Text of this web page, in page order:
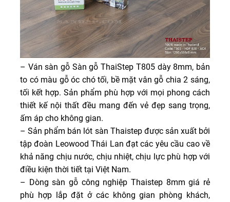
– Ván sàn gỗ Sàn gỗ ThaiStep T805 dày 8mm, bản
to có màu gỗ óc chó tối, bề mặt vân gỗ chia 2 sáng,
tối kết hợp. Sản phẩm phù hợp với mọi phong cách
thiết kế nội thất đều mang đến vẻ đẹp sang trọng,
ấm áp cho không gian.
– Sản phẩm bán lót sàn Thaistep được sản xuất bởi
tập đoàn Leowood Thái Lan đạt các yêu cầu cao về
khả năng chịu nước, chịu nhiệt, chịu lực phù hợp với
điều kiện thời tiết tại Việt Nam.
– Dòng sàn gỗ công nghiệp Thaistep 8mm giá rẻ
phù hợp lắp đặt ở các không gian phòng khách,